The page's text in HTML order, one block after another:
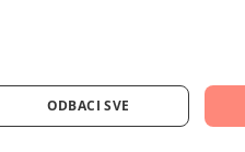
ODBACI SVE